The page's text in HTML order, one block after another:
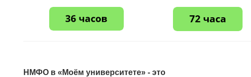
НМФО в «Моём университете» - это